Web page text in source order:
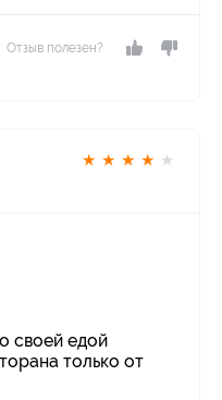
Отзыв полезен?
★ ★ ★ ★ ★
своей едой
только от